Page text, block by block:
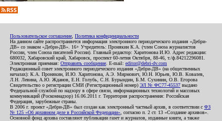
Пользовательское соглашение Политика конфиденциальности
На данном сайте распространяется информация электронного периодического издания «Дебри-
ДВ» со знаком «Дебри-ДВ». 16+ Учредитель: Пронякин К.А. (член Союза журналистов
России, член Союза писателей России). Главный редактор: Харитонова И.Ю. Адрес редакции:
680032, Хабаровский край, Хабаровск, проспект 60-летия Октября, 88-46, т./ф.84212296081.
Электронная приемная: Отправить сообщение . E-mail: editor@debri-dv.com
Редакционный совет электронного периодического издания «Дебри-ДВ» (на общественных
началах): К.А. Пронякин, И.Ю. Харитонова, А.Э. Мирмович, Ю.Н. Юрьев, Ю.В. Ковалев,
Л.Н. Левина, А.Ю. Жданов, Е.Н. Голубь, С.Н. Бурындин, Б.М. Сухинин, О.В. Егорова
Свидетельство о регистрации СМИ (Регистрационный номер) ЭЛ № ФС77-45537 выдано
Федеральной службой по надзору в сфере связи, информационных технологий и массовых
коммуникаций (Роскомнадзор) 16.06.2011 г. Территория распространения: Российская
Федерация, зарубежные страны.
В 2006 г. проект «Дебри-ДВ» был создан как электронный частный архив, в соответствии с ФЗ
№ 125 «Об архивном деле в Российской Федерации» , согласно п. 2 ст. 13 «Создание архивов».
Основной фонд архива составляют публикации газет и журналов, изданные книги, а также